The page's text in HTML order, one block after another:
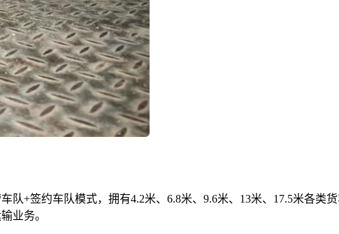
队+签约车队模式，拥有4.2米、6.8米、9.6米、13米、17.5米各
业务。